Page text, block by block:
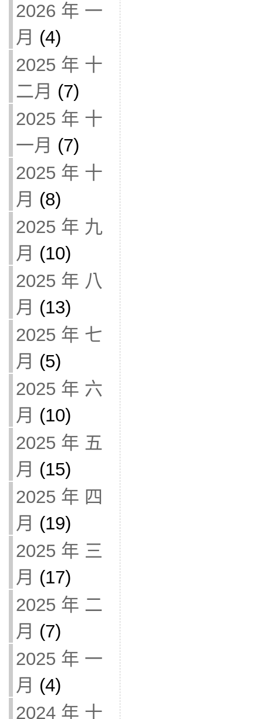
2026 年 一
月 (4)
2025 年 十
二月 (7)
2025 年 十
一月 (7)
2025 年 十
月 (8)
2025 年 九
月 (10)
2025 年 八
月 (13)
2025 年 七
月 (5)
2025 年 六
月 (10)
2025 年 五
月 (15)
2025 年 四
月 (19)
2025 年 三
月 (17)
2025 年 二
月 (7)
2025 年 一
月 (4)
2024 年 十